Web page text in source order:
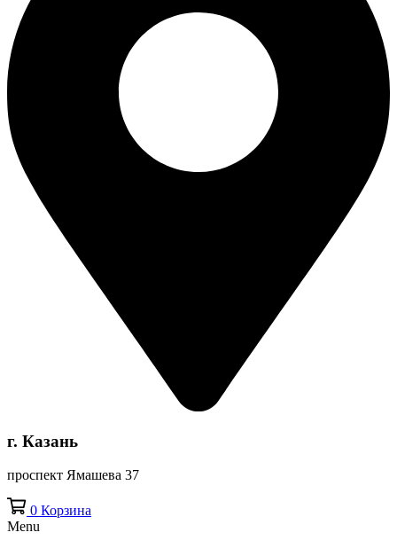
г. Казань
проспект Ямашева 37
0 Корзина
Menu